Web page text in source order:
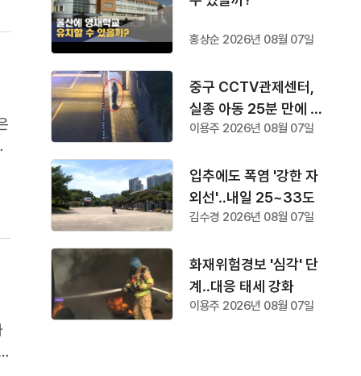
홍상순 2026년 08월 07일
중구 CCTV관제센터,
실종 아동 25분 만에 찾
아
이용주 2026년 08월 07일
입추에도 폭염 '강한 자
외선'‥내일 25~33도
김수경 2026년 08월 07일
화재위험경보 '심각' 단
계‥대응 태세 강화
이용주 2026년 08월 07일